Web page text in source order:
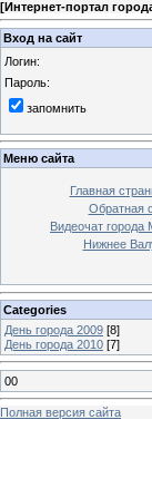
[Интернет-портал
Вход на сайт
Логин:
Пароль:
запомнить
Меню сайта
Главная
Обратная
Видеочат города
Нижнее
Categories
День города 2009 [8]
День города 2010 [7]
00
Полная версия сайта